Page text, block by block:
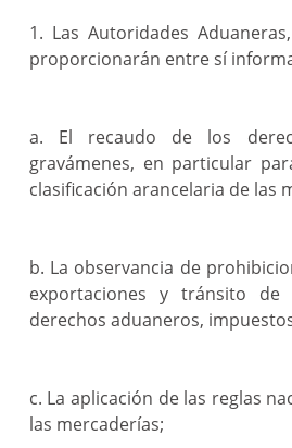
1. Las Autoridades
proporcionarán entre sí
a. El recaudo de los
gravámenes, en particular
clasificación arancelaria de las
b. La observancia de
exportaciones y tránsito
derechos aduaneros,
c. La aplicación de las reglas
las mercaderías;